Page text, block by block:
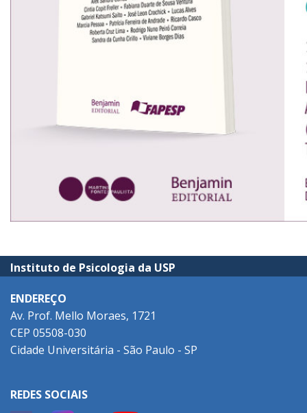
Instituto de Psicologia da USP
ENDEREÇO
Av. Prof. Mello Moraes, 1721
CEP 05508-030
Cidade Universitária - São Paulo - SP
REDES SOCIAIS